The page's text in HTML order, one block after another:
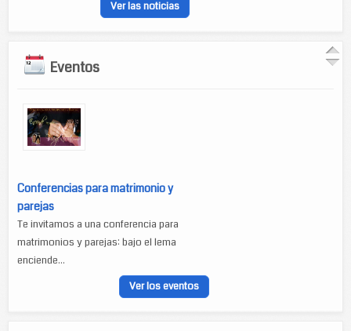
Ver las noticias
Eventos
Conferencias para matrimonio y
parejas
Te invitamos a una conferencia para
matrimonios y parejas: bajo el lema
enciende...
Ver los eventos